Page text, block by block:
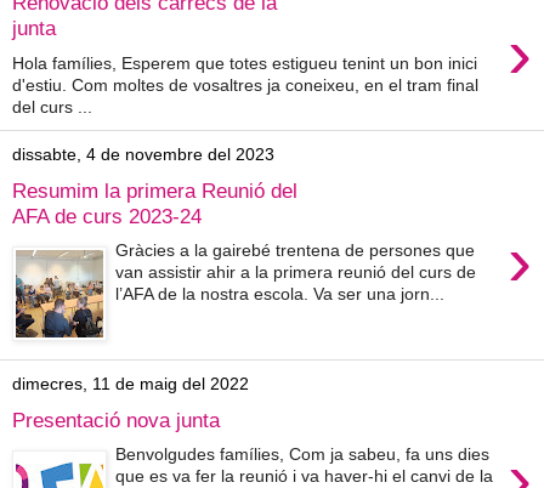
junta
›
Hola famílies, Esperem que totes estigueu tenint un bon inici
d'estiu. Com moltes de vosaltres ja coneixeu, en el tram final
del curs ...
dissabte, 4 de novembre del 2023
Resumim la primera Reunió del
AFA de curs 2023-24
›
Gràcies a la gairebé trentena de persones que
van assistir ahir a la primera reunió del curs de
l’AFA de la nostra escola. Va ser una jorn...
dimecres, 11 de maig del 2022
Presentació nova junta
Benvolgudes famílies, Com ja sabeu, fa uns dies
que es va fer la reunió i va haver-hi el canvi de la